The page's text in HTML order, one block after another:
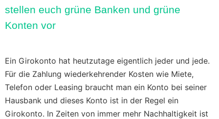
stellen euch grüne Banken und grüne
Konten vor
Ein Girokonto hat heutzutage eigentlich jeder und jede.
Für die Zahlung wiederkehrender Kosten wie Miete,
Telefon oder Leasing braucht man ein Konto bei seiner
Hausbank und dieses Konto ist in der Regel ein
Girokonto. In Zeiten von immer mehr Nachhaltigkeit ist